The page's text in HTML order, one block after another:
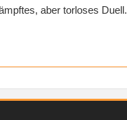
aber torloses Duell.